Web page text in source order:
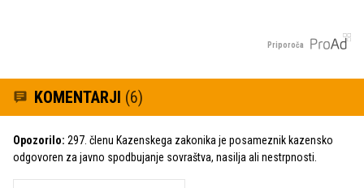
Priporoča
KOMENTARJI (6)
Opozorilo: 297. členu Kazenskega zakonika je posameznik kazensko
odgovoren za javno spodbujanje sovraštva, nasilja ali nestrpnosti.